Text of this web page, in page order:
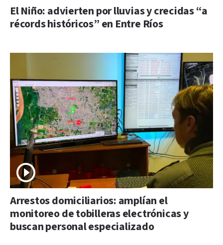
El Niño: advierten por lluvias y crecidas “a
récords históricos” en Entre Ríos
Arrestos domiciliarios: amplían el
monitoreo de tobilleras electrónicas y
buscan personal especializado